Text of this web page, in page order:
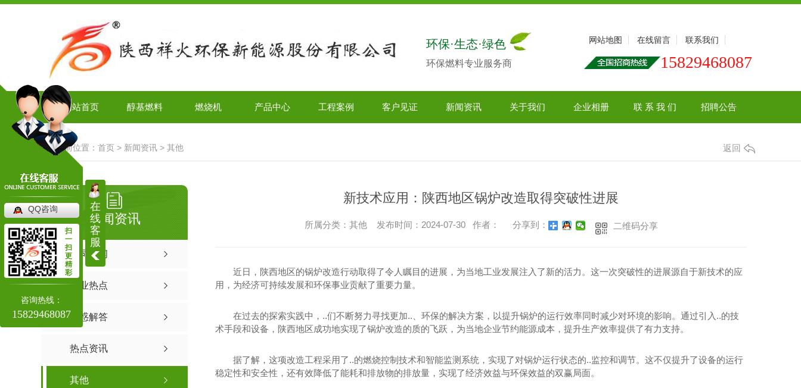
环保·生态·绿色
环保燃料专业服务商
网站地图 在线留言 联系我们
15829468087
网站首页 醇基燃料 燃烧机 产品中心 工程案例 客户见证 新闻资讯 关于我们 企业相册 联 系 我 们 招聘公告
当前位置： 首页 > 新闻资讯 > 其他 返回
新闻资讯
公司新闻
行业热点
疑惑解答
热点资讯
其他
新技术应用：陕西地区锅炉改造取得突破性进展
所属分类：其他 发布时间：2024-07-30 作者： 分享到： 二维码分享
近日，陕西地区的锅炉改造行动取得了令人瞩目的进展，为当地工业发展注入了新的活力。这一次突破性的进展源自于新技术的应
用，为经济可持续发展和环保事业贡献了重要力量。
在过去的探索实践中，..们不断努力寻找更加..、环保的解决方案，以提升锅炉的运行效率同时减少对环境的影响。通过引入..的技
术手段和设备，陕西地区成功地实现了锅炉改造的质的飞跃，为当地企业节约能源成本，提升生产效率提供了有力支持。
据了解，这项改造工程采用了..的燃烧控制技术和智能监测系统，实现了对锅炉运行状态的..监控和调节。这不仅提升了设备的运行
稳定性和安全性，还有效降低了能耗和排放物的排放量，实现了经济效益与环保效益的双赢局面。
在
线
客
服
QQ咨询
扫
一
扫
更
精
彩
咨询热线：
15829468087